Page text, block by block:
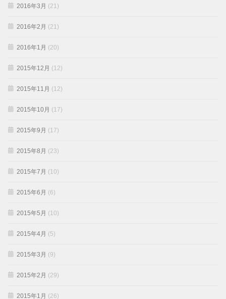
2016年3月 (21)
2016年2月 (21)
2016年1月 (20)
2015年12月 (12)
2015年11月 (12)
2015年10月 (17)
2015年9月 (17)
2015年8月 (23)
2015年7月 (10)
2015年6月 (6)
2015年5月 (10)
2015年4月 (5)
2015年3月 (9)
2015年2月 (29)
2015年1月 (26)